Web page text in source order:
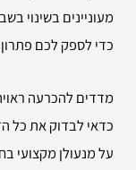
מעוניינים בשינוי
כדי לספק לכם
מדדים להכרעה
כדאי לבדוק את כל
על מנעולן מקצועי